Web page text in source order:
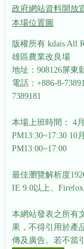
政府網站資料開放
本場位置圖
版權所有 kdais All
雄區農業改良場
地址：908126屏東
電話：+886-8-
7389181
本場上班時間： 4
PM13:30~17:30 10
PM13:00~17:00
最佳瀏覽解析度
IE 9.0以上、
本網站發表之所有
果，不得引用於產
傳及廣告。若不當